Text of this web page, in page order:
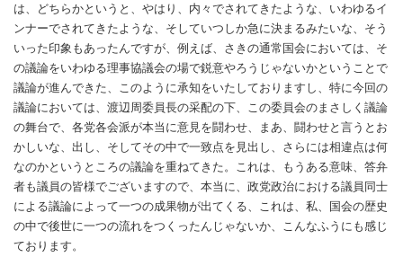
は、どちらかというと、やはり、内々でされてきたような、いわゆるイ
ンナーでされてきたような、そしていつしか急に決まるみたいな、そう
いった印象もあったんですが、例えば、さきの通常国会においては、そ
の議論をいわゆる理事協議会の場で鋭意やろうじゃないかということで
議論が進んできた、このように承知をいたしておりますし、特に今回の
議論においては、渡辺周委員長の采配の下、この委員会のまさしく議論
の舞台で、各党各会派が本当に意見を闘わせ、まあ、闘わせと言うとお
かしいな、出し、そしてその中で一致点を見出し、さらには相違点は何
なのかというところの議論を重ねてきた。これは、もうある意味、答弁
者も議員の皆様でございますので、本当に、政党政治における議員同士
による議論によって一つの成果物が出てくる、これは、私、国会の歴史
の中で後世に一つの流れをつくったんじゃないか、こんなふうにも感じ
ております。